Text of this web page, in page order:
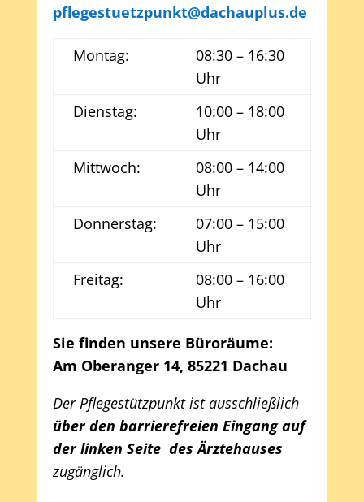
pflegestuetzpunkt@dachauplus.de
Montag:
08:30 – 16:30
Uhr
Dienstag:
10:00 – 18:00
Uhr
Mittwoch:
08:00 – 14:00
Uhr
Donnerstag:
07:00 – 15:00
Uhr
Freitag:
08:00 – 16:00
Uhr
Sie finden unsere Büroräume:
Am Oberanger 14, 85221 Dachau
Der Pflegestützpunkt ist ausschließlich
über den barrierefreien Eingang auf
der linken Seite des Ärztehauses
zugänglich.